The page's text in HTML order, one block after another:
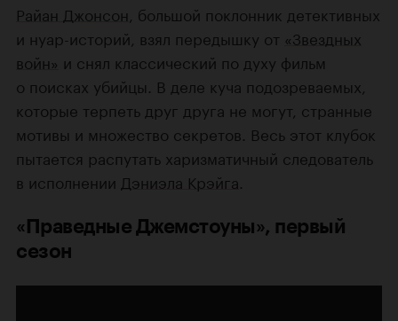
Райан Джонсон , большой поклонник детективных
и нуар-историй, взял передышку от «Звездных
войн» и снял классический по духу фильм
о поисках убийцы. В деле куча подозреваемых,
которые терпеть друг друга не могут, странные
мотивы и множество секретов. Весь этот клубок
пытается распутать харизматичный следователь
в исполнении Дэниэла Крэйга
«Праведные Джемстоуны», первый
сезон